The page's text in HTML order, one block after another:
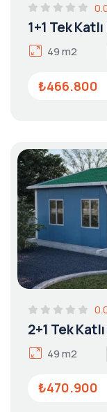
1+1 Tek
49 m2
₺466.800
2+1 Tek
49 m2
₺470.900